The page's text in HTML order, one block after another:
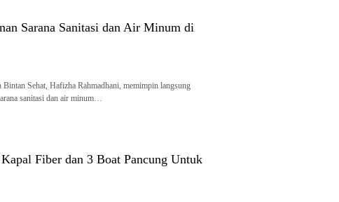
Sarana Sanitasi dan Air Minum di
Sehat, Hafizha Rahmadhani, memimpin langsung
sanitasi dan air minum…
Fiber dan 3 Boat Pancung Untuk